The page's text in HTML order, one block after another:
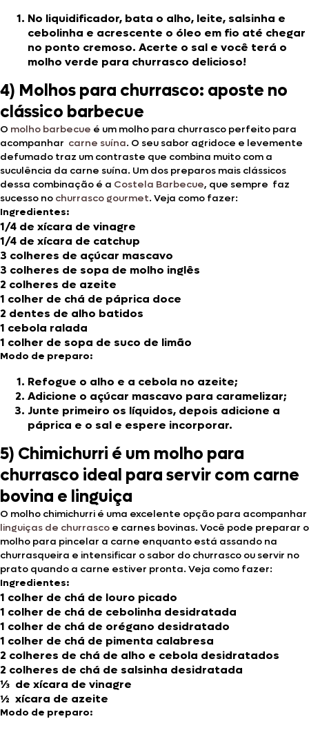
No liquidificador, bata o alho, leite, salsinha e
cebolinha e acrescente o óleo em fio até chegar
no ponto cremoso. Acerte o sal e você terá o
molho verde para churrasco delicioso!
4) Molhos para churrasco: aposte no
clássico barbecue
O molho barbecue é um molho para churrasco perfeito para
acompanhar carne suína. O seu sabor agridoce e levemente
defumado traz um contraste que combina muito com a
suculência da carne suína. Um dos preparos mais clássicos
dessa combinação é a Costela Barbecue, que sempre faz
sucesso no churrasco gourmet. Veja como fazer:
Ingredientes:
1/4 de xícara de vinagre
1/4 de xícara de catchup
3 colheres de açúcar mascavo
3 colheres de sopa de molho inglês
2 colheres de azeite
1 colher de chá de páprica doce
2 dentes de alho batidos
1 cebola ralada
1 colher de sopa de suco de limão
Modo de preparo:
Refogue o alho e a cebola no azeite;
Adicione o açúcar mascavo para caramelizar;
Junte primeiro os líquidos, depois adicione a
páprica e o sal e espere incorporar.
5) Chimichurri é um molho para
churrasco ideal para servir com carne
bovina e linguiça
O molho chimichurri é uma excelente opção para acompanhar
linguiças de churrasco e carnes bovinas. Você pode preparar o
molho para pincelar a carne enquanto está assando na
churrasqueira e intensificar o sabor do churrasco ou servir no
prato quando a carne estiver pronta. Veja como fazer:
Ingredientes:
1 colher de chá de louro picado
1 colher de chá de cebolinha desidratada
1 colher de chá de orégano desidratado
1 colher de chá de pimenta calabresa
2 colheres de chá de alho e cebola desidratados
2 colheres de chá de salsinha desidratada
⅓ de xícara de vinagre
½ xícara de azeite
Modo de preparo: